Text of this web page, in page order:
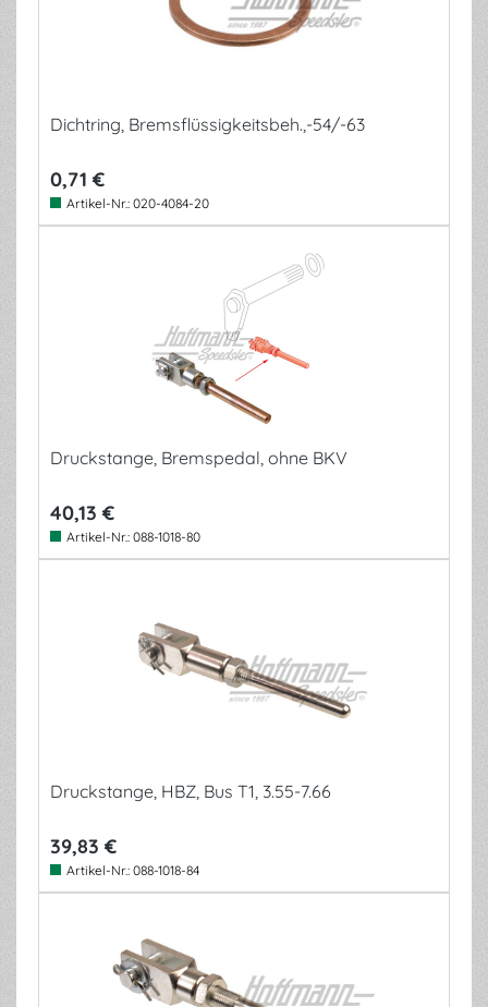
Dichtring, Bremsflüssigkeitsbeh.,-54/-63
0,71 €
Artikel-Nr.: 020-4084-20
Druckstange, Bremspedal, ohne BKV
40,13 €
Artikel-Nr.: 088-1018-80
Druckstange, HBZ, Bus T1, 3.55-7.66
39,83 €
Artikel-Nr.: 088-1018-84